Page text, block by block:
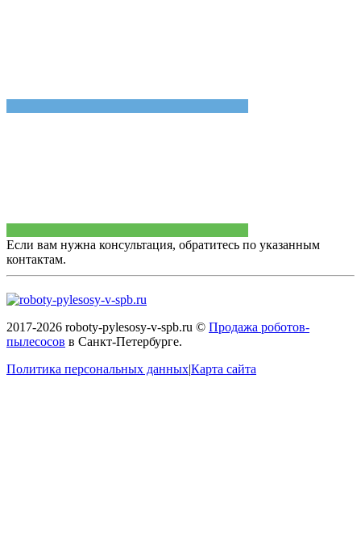
Если вам нужна консультация, обратитесь по указанным
контактам.
2017-2026 roboty-pylesosy-v-spb.ru © Продажа роботов-
пылесосов в Санкт-Петербурге.
Политика персональных данных|Карта сайта